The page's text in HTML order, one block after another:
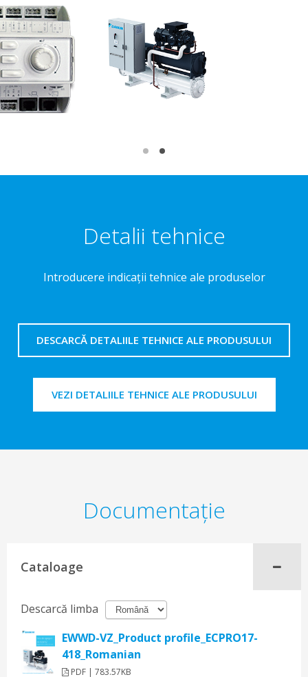
Detalii tehnice
Introducere indicaţii tehnice ale produselor
DESCARCĂ DETALIILE TEHNICE ALE PRODUSULUI
VEZI DETALIILE TEHNICE ALE PRODUSULUI
Documentaţie
Cataloage
Descarcă limba
EWWD-VZ_Product profile_ECPRO17-
418_Romanian
PDF | 783.57KB